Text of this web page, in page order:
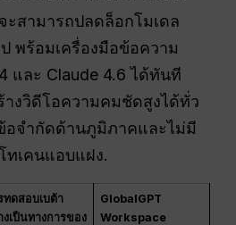
ะสามารถปลดล็อกโมเดล
พร้อมเครื่องมือข้อความ
และ Claude 4.6 ได้ทันที
งวิดีโอความคมชัดสูงได้ทั่ว
อจำกัดด้านภูมิภาคและไม่มี
ทเคนแอบแฝง.
ทดสอบเบต้า
งเป็นทางการของ
GlobalGPT
Workspace